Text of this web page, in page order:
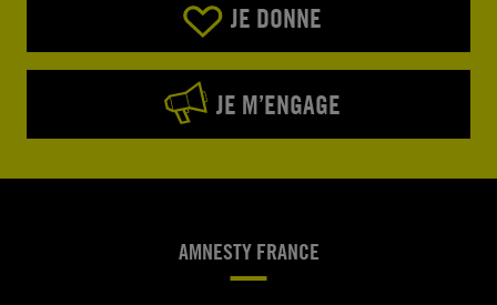
JE DONNE
JE M’ENGAGE
AMNESTY FRANCE